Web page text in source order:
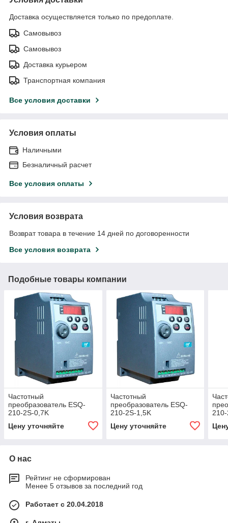
Доставка осуществляется только по предоплате.
Самовывоз
Самовывоз
Доставка курьером
Транспортная компания
Все условия доставки
Условия оплаты
Наличными
Безналичный расчет
Все условия оплаты
Условия возврата
Возврат товара в течение 14 дней по договоренности
Все условия возврата
Подобные товары компании
Частотный
преобразователь ESQ-
210-2S-0,7K
Цену уточняйте
Частотный
преобразователь ESQ-
210-2S-1,5K
Цену уточняйте
О нас
Рейтинг не сформирован
Менее 5 отзывов за последний год
Работает с 20.04.2018